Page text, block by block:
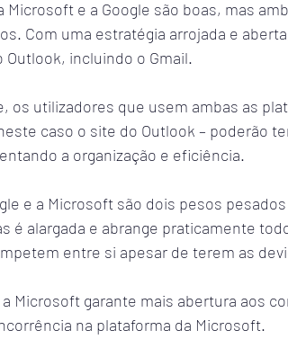
Microsoft e a Google são boas, mas
Com uma estratégia arrojada e
Outlook, incluindo o Gmail.
os utilizadores que usem ambas as
caso o site do Outlook – poderão
a organização e eficiência.
e a Microsoft são dois pesos
é alargada e abrange praticamente
entre si apesar de terem as
Microsoft garante mais abertura aos
na plataforma da Microsoft.